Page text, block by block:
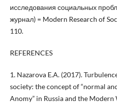
исследования социальных
журнал) = Modern Research of
110.
REFERENCES
1. Nazarova E.A. (2017).
society: the concept of “normal
Anomy” in Russia and the